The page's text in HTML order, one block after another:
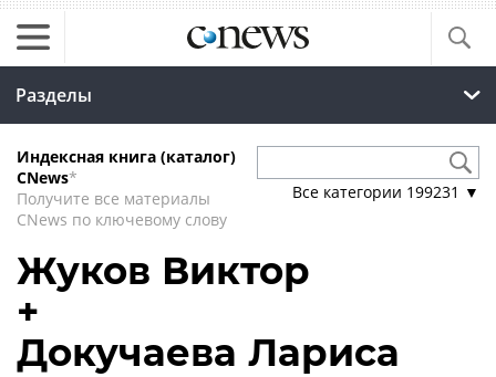
Разделы
Индексная книга (каталог)
CNews*
Получите все материалы
CNews по ключевому слову
Все категории 199231 ▼
Жуков Виктор
+
Докучаева Лариса